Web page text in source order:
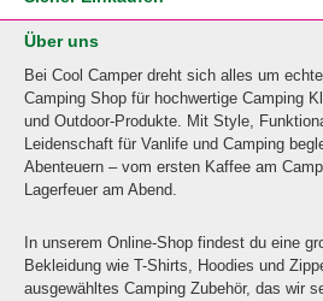
Über uns
Bei Cool Camper dreht sich alles um
Camping Shop für hochwertige Camping
und Outdoor-Produkte. Mit Style,
Leidenschaft für Vanlife und Camping
Abenteuern – vom ersten Kaffee am
Lagerfeuer am Abend.
In unserem Online-Shop findest du eine
Bekleidung wie T-Shirts, Hoodies und
ausgewähltes Camping Zubehör, das wir